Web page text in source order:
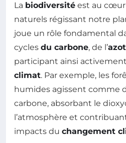
La biodiversité est au cœur
naturels régissant notre
joue un rôle fondamental
cycles du carbone, de l’
participant ainsi
climat. Par exemple, les
humides agissent comme
carbone, absorbant le
l’atmosphère et
impacts du changement